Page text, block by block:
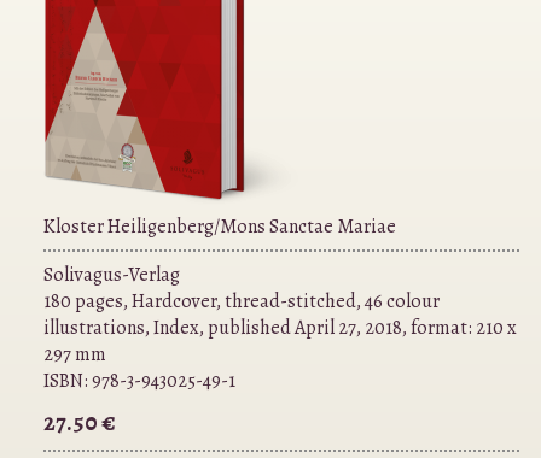
Kloster Heiligenberg/Mons Sanctae Mariae
Solivagus-Verlag
180 pages, Hardcover, thread-stitched, 46 colour
illustrations, Index, published April 27, 2018, format: 210 x
297 mm
ISBN:978-3-943025-49-1
27.50 €